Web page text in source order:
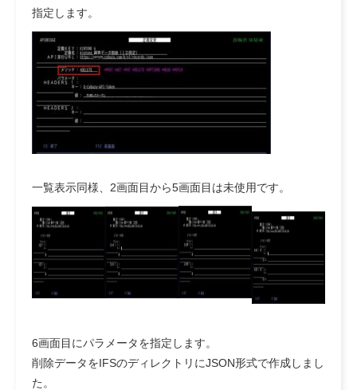
指定します。
一覧表示同様、2画面目から5画面目は未使用です。
6画面目にパラメータを指定します。
削除データをIFSのディレクトリにJSON形式で作成しまし
た。